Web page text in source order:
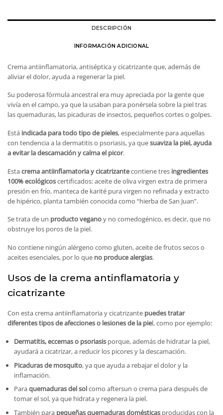
cantidad
DESCRIPCIÓN
INFORMACIÓN ADICIONAL
Crema antiinflamatoria, antiséptica y cicatrizante que, además de
aliviar el dolor, ayuda a regenerar la piel.
Su poderosa fórmula ancestral era muy apreciada por la gente que
vivía en el campo, ya que la usaban para ponérsela sobre la piel tras
las quemaduras, las picaduras de insectos, pequeños cortes o golpes.
Está indicada para todo tipo de pieles, especialmente para aquellas
con tendencia a la dermatitis o psoriasis, ya quesuaviza la piel, ayuda
a evitar la descamación y calma el picor.
Estacrema antiinflamatoria y cicatrizantecontiene tres ingredientes
100% ecológicoscertificados: aceite de oliva virgen extra de primera
presión en frío, manteca de karité pura virgen no refinada y extracto
de hipérico, planta también conocida como “hierba de San Juan”.
Se trata de un producto veganoy no comedogénico, es decir, que no
obstruye los poros de la piel.
No contiene ningún alérgeno como gluten, aceite de frutos secos o
aceites esenciales, por lo que no produce alergias.
Usos de la crema antinflamatoria y
cicatrizante
Con esta crema antiinflamatoria y cicatrizante puedes tratar
diferentes tipos de afecciones o lesiones de la piel, como por ejemplo:
Dermatitis, eccemas o psoriasisporque, además de hidratar la piel,
ayudará a cicatrizar, a reducir los picores y la descamación.
Picaduras de mosquito, ya que ayuda a rebajar el dolor y la
inflamación.
Paraquemaduras del solcomo aftersun o crema para después de
tomar el sol, ya que hidrata y regenera la piel.
También para pequeñas quemaduras domésticasproducidas con la